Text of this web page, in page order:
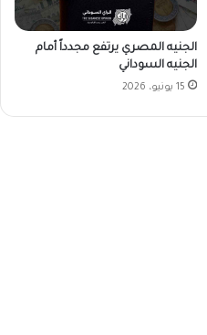
الجنيه المصري يرتفع مجدداً أمام
الجنيه السوداني
15 يونيو، 2026